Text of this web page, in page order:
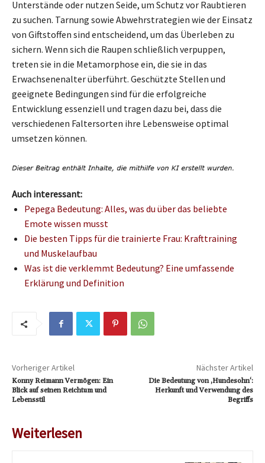
Unterstände oder nutzen Seide, um Schutz vor Raubtieren
zu suchen. Tarnung sowie Abwehrstrategien wie der Einsatz
von Giftstoffen sind entscheidend, um das Überleben zu
sichern. Wenn sich die Raupen schließlich verpuppen,
treten sie in die Metamorphose ein, die sie in das
Erwachsenenalter überführt. Geschützte Stellen und
geeignete Bedingungen sind für die erfolgreiche
Entwicklung essenziell und tragen dazu bei, dass die
verschiedenen Faltersorten ihre Lebensweise optimal
umsetzen können.
Auch interessant:
Pepega Bedeutung: Alles, was du über das beliebte
Emote wissen musst
Die besten Tipps für die trainierte Frau: Krafttraining
und Muskelaufbau
Was ist die verklemmt Bedeutung? Eine umfassende
Erklärung und Definition
Vorheriger Artikel
Konny Reimann Vermögen: Ein
Blick auf seinen Reichtum und
Lebensstil
Nächster Artikel
Die Bedeutung von ‚Hundesohn‘:
Herkunft und Verwendung des
Begriffs
Weiterlesen